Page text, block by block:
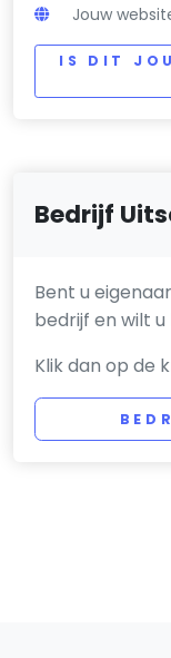
Jouw
IS DIT
Bedrijf
Bent u
bedrijf en wilt
Klik dan op de